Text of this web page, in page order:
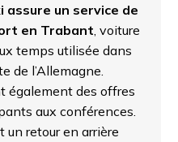
assure un service de
en Trabant , voiture
temps utilisée dans
de l’Allemagne.
également des offres
aux conférences.
un retour en arrière